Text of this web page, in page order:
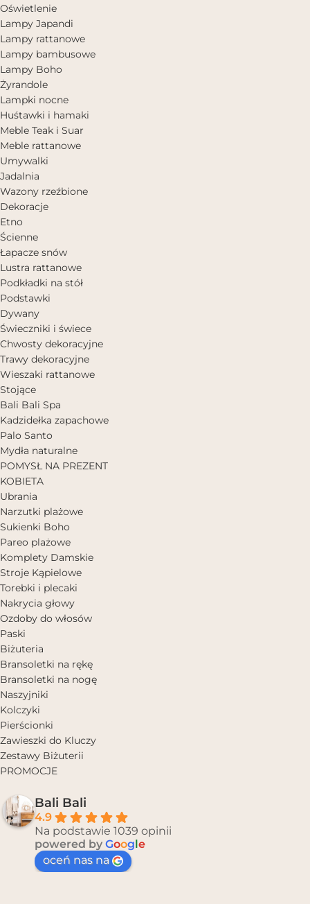
Oświetlenie
Lampy Japandi
Lampy rattanowe
Lampy bambusowe
Lampy Boho
Żyrandole
Lampki nocne
Huśtawki i hamaki
Meble Teak i Suar
Meble rattanowe
Umywalki
Jadalnia
Wazony rzeźbione
Dekoracje
Etno
Ścienne
Łapacze snów
Lustra rattanowe
Podkładki na stół
Podstawki
Dywany
Świeczniki i świece
Chwosty dekoracyjne
Trawy dekoracyjne
Wieszaki rattanowe
Stojące
Bali Bali Spa
Kadzidełka zapachowe
Palo Santo
Mydła naturalne
POMYSŁ NA PREZENT
KOBIETA
Ubrania
Narzutki plażowe
Sukienki Boho
Pareo plażowe
Komplety Damskie
Stroje Kąpielowe
Torebki i plecaki
Nakrycia głowy
Ozdoby do włosów
Paski
Biżuteria
Bransoletki na rękę
Bransoletki na nogę
Naszyjniki
Kolczyki
Pierścionki
Zawieszki do Kluczy
Zestawy Biżuterii
PROMOCJE
Bali Bali
4.9
Na podstawie 1039 opinii
powered by Google
oceń nas na